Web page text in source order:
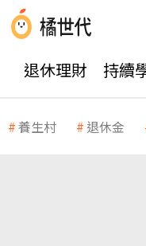
退休理財 持續
養生村 退休金